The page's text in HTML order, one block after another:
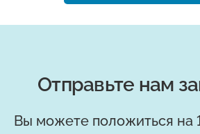
Отправьте нам
Вы можете положиться на